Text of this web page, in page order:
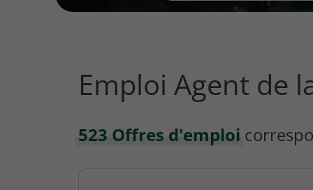
vous
Emploi Agent de
523 Offres d'emploi